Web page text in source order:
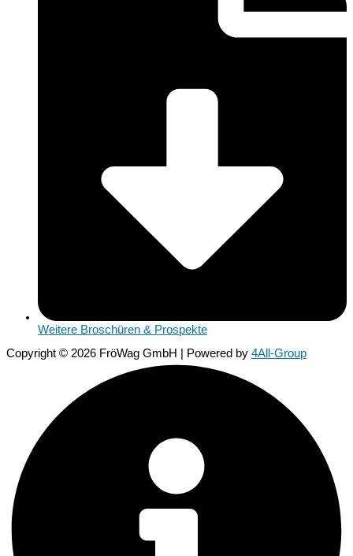
Weitere Broschüren & Prospekte
Copyright © 2026 FröWag GmbH | Powered by 4All-Group